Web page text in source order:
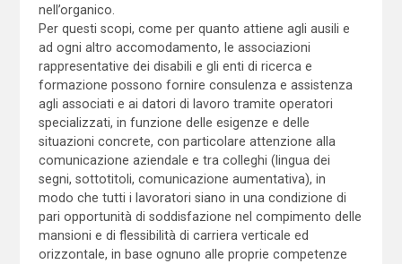
nell’organico.
Per questi scopi, come per quanto attiene agli ausili e
ad ogni altro accomodamento, le associazioni
rappresentative dei disabili e gli enti di ricerca e
formazione possono fornire consulenza e assistenza
agli associati e ai datori di lavoro tramite operatori
specializzati, in funzione delle esigenze e delle
situazioni concrete, con particolare attenzione alla
comunicazione aziendale e tra colleghi (lingua dei
segni, sottotitoli, comunicazione aumentativa), in
modo che tutti i lavoratori siano in una condizione di
pari opportunità di soddisfazione nel compimento delle
mansioni e di flessibilità di carriera verticale ed
orizzontale, in base ognuno alle proprie competenze